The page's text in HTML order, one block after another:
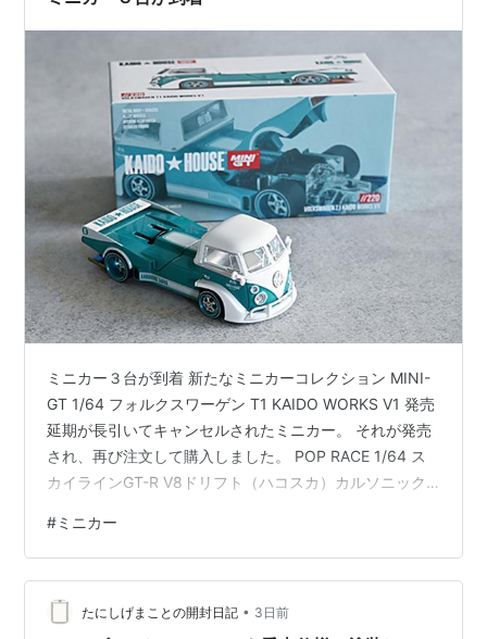
ミニカー３台が到着 新たなミニカーコレクション MINI-
GT 1/64 フォルクスワーゲン T1 KAIDO WORKS V1 発売
延期が長引いてキャンセルされたミニカー。 それが発売
され、再び注文して購入しました。 POP RACE 1/64 ス
カイラインGT-R V8ドリフト（ハコスカ）カルソニック
たのに、購入したミニカー。 ボディカラーの青色は、魅
力だからね。 以前、入手していた白と一緒に撮影。
MINI-GT 1/64 Nissan シルビア S13-R Circuit Spec V1
街道ハウスのシルビアは、エアロパーツをやり過ぎ…
#ミニカー
たにしげまことの開封日記 • 3日前